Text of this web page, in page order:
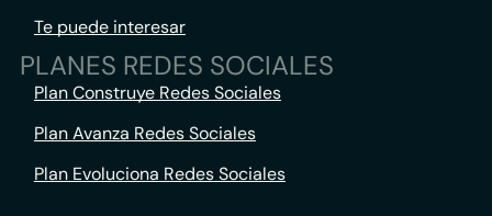
Te puede interesar
PLANES REDES SOCIALES
Plan Construye Redes Sociales
Plan Avanza Redes Sociales
Plan Evoluciona Redes Sociales